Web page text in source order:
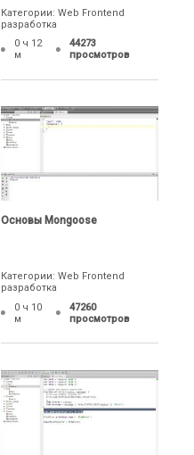
Категории: Web Frontend
разработка
0 ч 12
м
44273
просмотров
Основы Mongoose
Категории: Web Frontend
разработка
0 ч 10
м
47260
просмотров